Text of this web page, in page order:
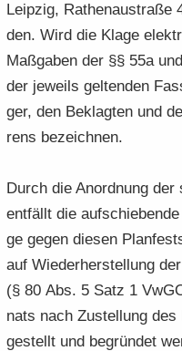
Leip­zig, Ra­then­au­stra­ße
den. Wird die Klage
Maß­ga­ben der §§ 55a
der je­weils gel­ten­den
ger, den Be­klag­ten und
rens be­zeich­nen.
Durch die An­ord­nung
ent­fällt die
ge gegen die­sen
auf Wie­der­her­stel­lung
(§ 80 Abs. 5 Satz 1
nats nach Zu­stel­lung
ge­stellt und be­grün­det